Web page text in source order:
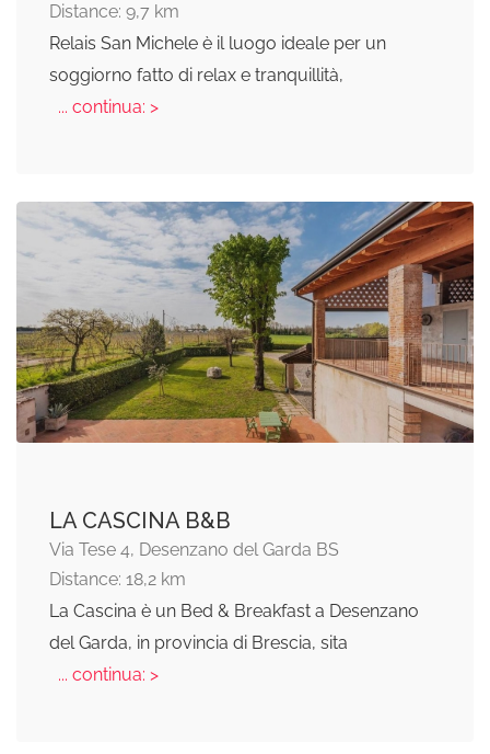
Distance: 9,7 km
Relais San Michele è il luogo ideale per un
soggiorno fatto di relax e tranquillità,
... continua: >
LA CASCINA B&B
Via Tese 4, Desenzano del Garda BS
Distance: 18,2 km
La Cascina è un Bed & Breakfast a Desenzano
del Garda, in provincia di Brescia, sita
... continua: >